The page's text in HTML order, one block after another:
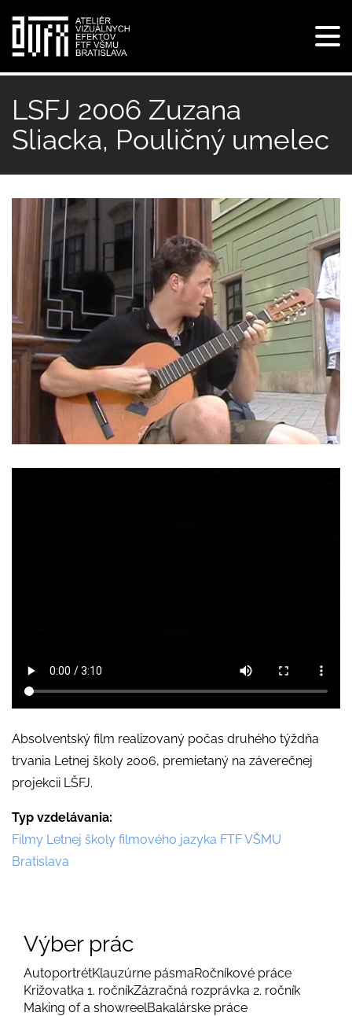
hlavný
obsah
LSFJ 2006 Zuzana
Sliacka, Pouličný umelec
Absolventský film realizovaný počas druhého týždňa
trvania Letnej školy 2006, premietaný na záverečnej
projekcii LŠFJ.
Typ vzdelávania
Filmy Letnej školy filmového jazyka FTF VŠMU
Bratislava
Výber prác
AutoportrétKlauzúrne pásmaRočníkové práce
Križovatka 1. ročníkZázračná rozprávka 2. ročník
Making of a showreelBakalárske práce